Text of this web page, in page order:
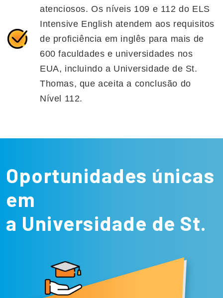
atenciosos. Os níveis 109 e 112 do ELS
Intensive English atendem aos requisitos
de proficiência em inglês para mais de
600 faculdades e universidades nos
EUA, incluindo a Universidade de St.
Thomas, que aceita a conclusão do
Nível 112.
Oportunidades únicas
em
a Universidade de St.